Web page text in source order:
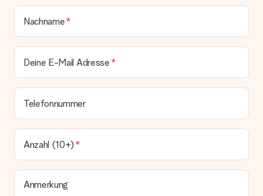
Nachname
Deine E-Mail Adresse
Telefonnummer
Anzahl (10+)
Anmerkung